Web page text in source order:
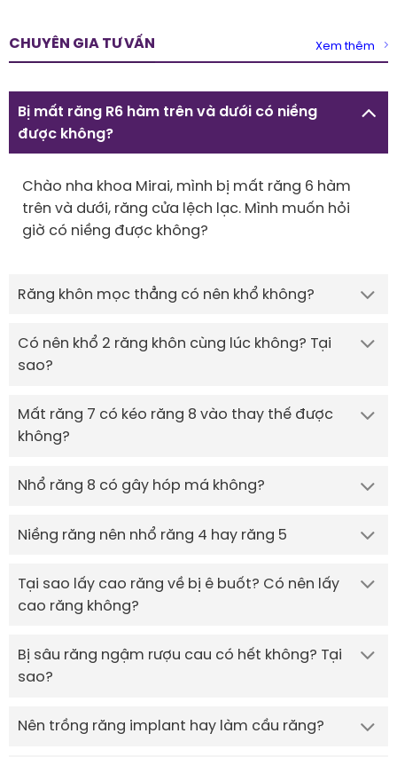
CHUYÊN GIA TƯ VẤN Xem thêm
Bị mất răng R6 hàm trên và dưới có niềng
được không?
Chào nha khoa Mirai, mình bị mất răng 6 hàm
trên và dưới, răng cửa lệch lạc. Mình muốn hỏi
giờ có niềng được không?
Răng khôn mọc thẳng có nên khổ không?
Có nên khổ 2 răng khôn cùng lúc không? Tại
sao?
Mất răng 7 có kéo răng 8 vào thay thế được
không?
Nhổ răng 8 có gây hóp má không?
Niềng răng nên nhổ răng 4 hay răng 5
Tại sao lấy cao răng về bị ê buốt? Có nên lấy
cao răng không?
Bị sâu răng ngậm rượu cau có hết không? Tại
sao?
Nên trồng răng implant hay làm cầu răng?